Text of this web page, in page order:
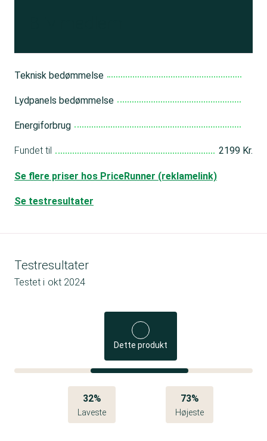
Teknisk bedømmelse
Lydpanels bedømmelse
Energiforbrug
Fundet til 2199 Kr.
Se flere priser hos PriceRunner (reklamelink)
Se testresultater
Testresultater
Testet i okt 2024
Dette produkt
32%
Laveste
73%
Højeste